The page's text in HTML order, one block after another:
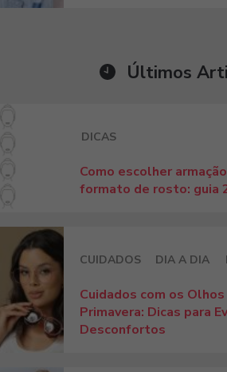
Últimos
DICAS
Como escolher
formato de rosto: guia
CUIDADOS DIA A DIA
Cuidados com os
Primavera: Dicas para
Desconfortos